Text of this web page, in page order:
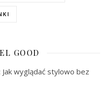
GOOD
wyglądać stylowo bez